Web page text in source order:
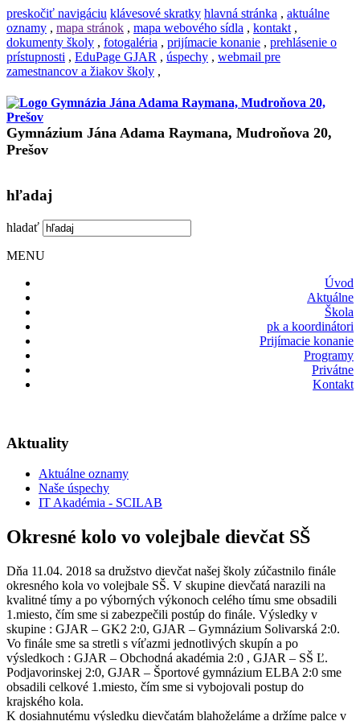
preskočiť navigáciu klávesové skratky hlavná stránka , aktuálne
oznamy , mapa stránok , mapa webového sídla , kontakt ,
dokumenty školy , fotogaléria , prijímacie konanie , prehlásenie o
prístupnosti , EduPage GJAR , úspechy , webmail pre
zamestnancov a žiakov školy ,
Gymnázium Jána Adama Raymana, Mudroňova 20,
Prešov
hľadaj
hladať
MENU
Úvod
Aktuálne
Škola
pk a koordinátori
Prijímacie konanie
Programy
Privátne
Kontakt
Aktuality
Aktuálne oznamy
Naše úspechy
IT Akadémia - SCILAB
Okresné kolo vo volejbale dievčat SŠ
Dňa 11.04. 2018 sa družstvo dievčat našej školy zúčastnilo finále
okresného kola vo volejbale SŠ. V skupine dievčatá narazili na
kvalitné tímy a po výborných výkonoch celého tímu sme obsadili
1.miesto, čím sme si zabezpečili postúp do finále. Výsledky v
skupine : GJAR – GK2 2:0, GJAR – Gymnázium Solivarská 2:0.
Vo finále sme sa stretli s víťazmi jednotlivých skupín a po
výsledkoch : GJAR – Obchodná akadémia 2:0 , GJAR – SŠ Ľ.
Podjavorinskej 2:0, GJAR – Športové gymnázium ELBA 2:0 sme
obsadili celkové 1.miesto, čím sme si vybojovali postup do
krajského kola.
K dosiahnutému výsledku dievčatám blahoželáme a držíme palce v